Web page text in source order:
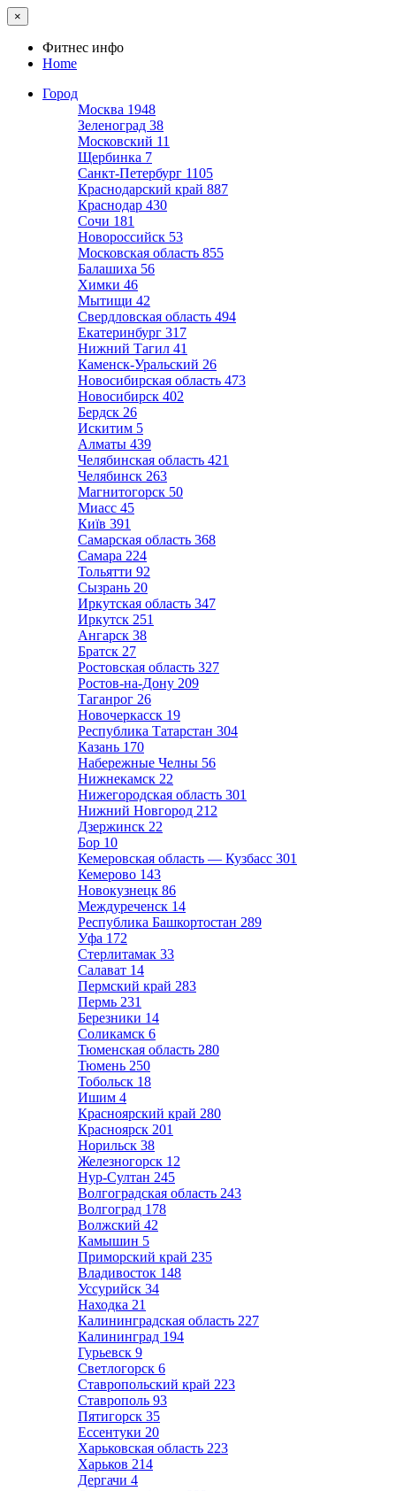
×
Фитнес инфо
Home
Город
Москва 1948
Зеленоград 38
Московский 11
Щербинка 7
Санкт-Петербург 1105
Краснодарский край 887
Краснодар 430
Сочи 181
Новороссийск 53
Московская область 855
Балашиха 56
Химки 46
Мытищи 42
Свердловская область 494
Екатеринбург 317
Нижний Тагил 41
Каменск-Уральский 26
Новосибирская область 473
Новосибирск 402
Бердск 26
Искитим 5
Алматы 439
Челябинская область 421
Челябинск 263
Магнитогорск 50
Миасс 45
Київ 391
Самарская область 368
Самара 224
Тольятти 92
Сызрань 20
Иркутская область 347
Иркутск 251
Ангарск 38
Братск 27
Ростовская область 327
Ростов-на-Дону 209
Таганрог 26
Новочеркасск 19
Республика Татарстан 304
Казань 170
Набережные Челны 56
Нижнекамск 22
Нижегородская область 301
Нижний Новгород 212
Дзержинск 22
Бор 10
Кемеровская область — Кузбасс 301
Кемерово 143
Новокузнецк 86
Междуреченск 14
Республика Башкортостан 289
Уфа 172
Стерлитамак 33
Салават 14
Пермский край 283
Пермь 231
Березники 14
Соликамск 6
Тюменская область 280
Тюмень 250
Тобольск 18
Ишим 4
Красноярский край 280
Красноярск 201
Норильск 38
Железногорск 12
Нур-Султан 245
Волгоградская область 243
Волгоград 178
Волжский 42
Камышин 5
Приморский край 235
Владивосток 148
Уссурийск 34
Находка 21
Калининградская область 227
Калининград 194
Гурьевск 9
Светлогорск 6
Ставропольский край 223
Ставрополь 93
Пятигорск 35
Ессентуки 20
Харьковская область 223
Харьков 214
Дергачи 4